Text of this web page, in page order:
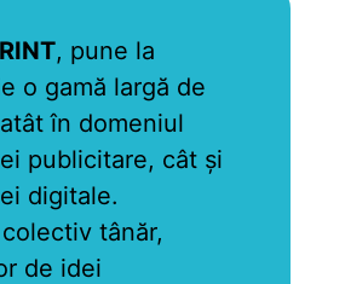
, pune la
o gamă largă de
în domeniul
publicitare, cât și
digitale.
tânăr,
de idei